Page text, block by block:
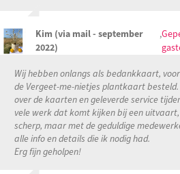
Kim (via mail - september
2022)
,
Wij hebben onlangs als bedankkaart,
de Vergeet-me-nietjes plantkaart
over de kaarten en geleverde service
vele werk dat komt kijken bij een
scherp, maar met de geduldige
alle info en details die ik nodig had.
Erg fijn geholpen!